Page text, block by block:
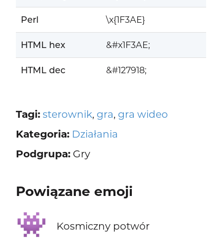
Perl \x{1F3AE}
HTML hex &#x1F3AE;
HTML dec &#127918;
Tagi: sterownik, gra, gra wideo
Kategoria: Działania
Podgrupa:Gry
Powiązane emoji
👾 Kosmiczny potwór